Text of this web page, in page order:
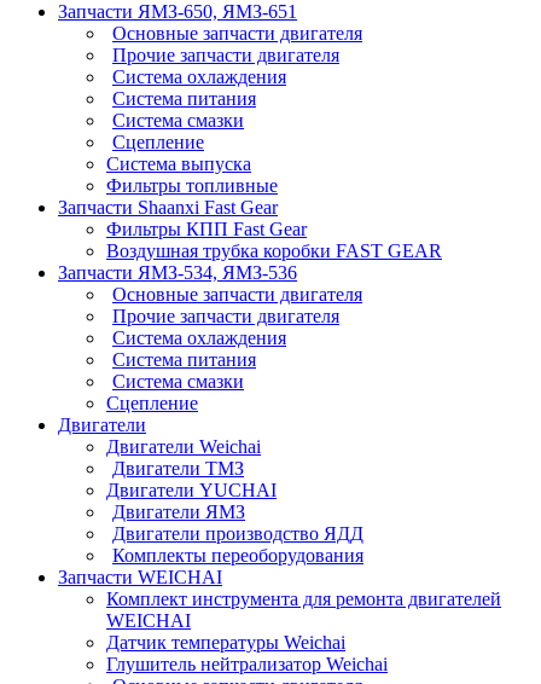
Запчасти ЯМЗ-650, ЯМЗ-651
Основные запчасти двигателя
Прочие запчасти двигателя
Система охлаждения
Система питания
Система смазки
Сцепление
Система выпуска
Фильтры топливные
Запчасти Shaanxi Fast Gear
Фильтры КПП Fast Gear
Воздушная трубка коробки FAST GEAR
Запчасти ЯМЗ-534, ЯМЗ-536
Основные запчасти двигателя
Прочие запчасти двигателя
Система охлаждения
Система питания
Система смазки
Сцепление
Двигатели
Двигатели Weichai
Двигатели ТМЗ
Двигатели YUCHAI
Двигатели ЯМЗ
Двигатели производство ЯДД
Комплекты переоборудования
Запчасти WEICHAI
Комплект инструмента для ремонта двигателей
WEICHAI
Датчик температуры Weichai
Глушитель нейтрализатор Weichai